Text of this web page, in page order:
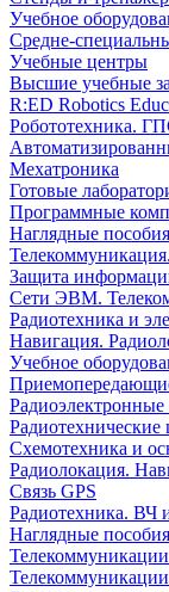
Учебное
Средне-
Учебные центры
Высшие учебные
R:ED Robotics
Робототехника.
Мехатроника
Готовые
Программные
Наглядные
Защита
Сети ЭВМ.
Радиотехника и
Навигация.
Учебное
Схемотехника и
Радиолокация.
Связь GPS
Радиотехника. ВЧ
Наглядные